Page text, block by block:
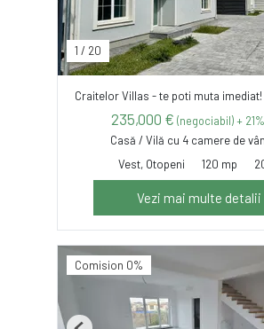
1 / 20
Craitelor Villas - te poti muta
235,000 € (negociabil) +
Casă / Vilă cu 4 camere de
Vest, Otopeni
120 mp
Vezi mai multe detalii
Comision 0%